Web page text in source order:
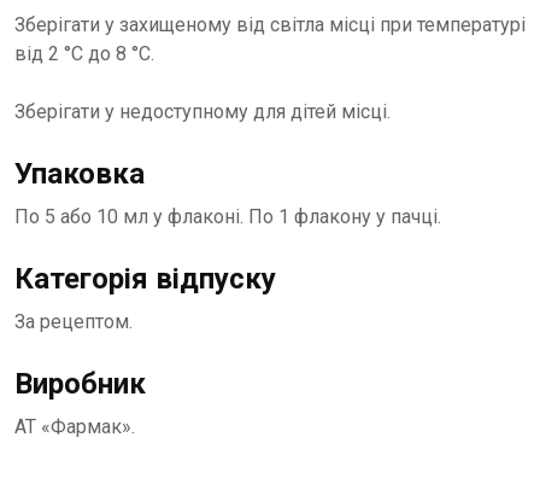
Зберігати у захищеному від світла місці при температурі
від 2 °С до 8 °С.
Зберігати у недоступному для дітей місці.
Упаковка
По 5 або 10 мл у флаконі. По 1 флакону у пачці.
Категорія відпуску
За рецептом.
Виробник
АТ «Фармак».